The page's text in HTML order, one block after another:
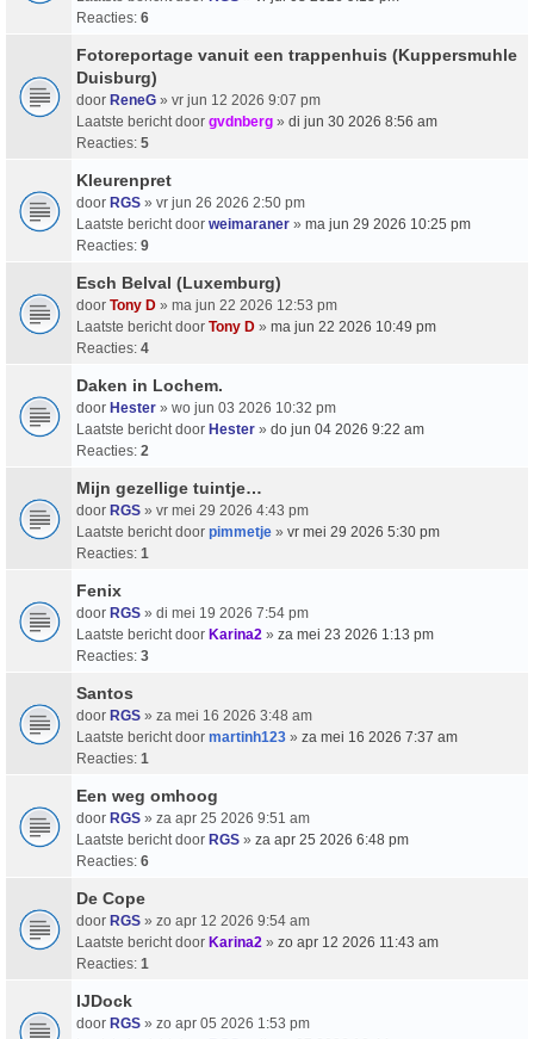
Reacties: 6
Fotoreportage vanuit een trappenhuis (Kuppersmuhle
Duisburg)
door ReneG » vr jun 12 2026 9:07 pm
Laatste bericht door gvdnberg » di jun 30 2026 8:56 am
Reacties: 5
Kleurenpret
door RGS » vr jun 26 2026 2:50 pm
Laatste bericht door weimaraner » ma jun 29 2026 10:25 pm
Reacties: 9
Esch Belval (Luxemburg)
door Tony D » ma jun 22 2026 12:53 pm
Laatste bericht door Tony D » ma jun 22 2026 10:49 pm
Reacties: 4
Daken in Lochem.
door Hester » wo jun 03 2026 10:32 pm
Laatste bericht door Hester » do jun 04 2026 9:22 am
Reacties: 2
Mijn gezellige tuintje…
door RGS » vr mei 29 2026 4:43 pm
Laatste bericht door pimmetje » vr mei 29 2026 5:30 pm
Reacties: 1
Fenix
door RGS » di mei 19 2026 7:54 pm
Laatste bericht door Karina2 » za mei 23 2026 1:13 pm
Reacties: 3
Santos
door RGS » za mei 16 2026 3:48 am
Laatste bericht door martinh123 » za mei 16 2026 7:37 am
Reacties: 1
Een weg omhoog
door RGS » za apr 25 2026 9:51 am
Laatste bericht door RGS » za apr 25 2026 6:48 pm
Reacties: 6
De Cope
door RGS » zo apr 12 2026 9:54 am
Laatste bericht door Karina2 » zo apr 12 2026 11:43 am
Reacties: 1
IJDock
door RGS » zo apr 05 2026 1:53 pm